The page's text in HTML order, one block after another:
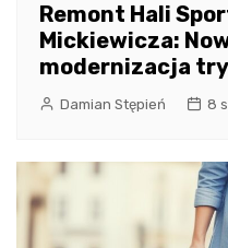
Remont Hali
Mickiewicza:
modernizacja
Damian Stępień 8